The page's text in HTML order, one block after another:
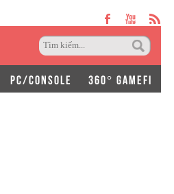
PC/CONSOLE 360° GAMEFI